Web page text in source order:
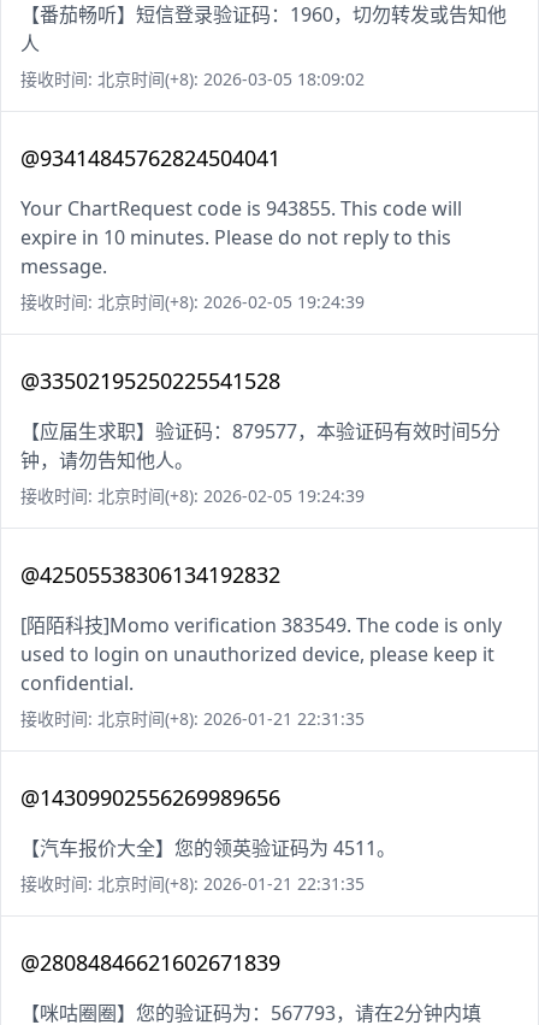
【番茄畅听】短信登录验证码：1960，切勿转发或告知他
人
接收时间: 北京时间(+8): 2026-03-05 18:09:02
@93414845762824504041
Your ChartRequest code is 943855. This code will
expire in 10 minutes. Please do not reply to this
message.
接收时间: 北京时间(+8): 2026-02-05 19:24:39
@33502195250225541528
【应届生求职】验证码：879577，本验证码有效时间5分
钟，请勿告知他人。
接收时间: 北京时间(+8): 2026-02-05 19:24:39
@42505538306134192832
[陌陌科技]Momo verification 383549. The code is only
used to login on unauthorized device, please keep it
confidential.
接收时间: 北京时间(+8): 2026-01-21 22:31:35
@14309902556269989656
【汽车报价大全】您的领英验证码为 4511。
接收时间: 北京时间(+8): 2026-01-21 22:31:35
@28084846621602671839
【咪咕圈圈】您的验证码为：567793，请在2分钟内填